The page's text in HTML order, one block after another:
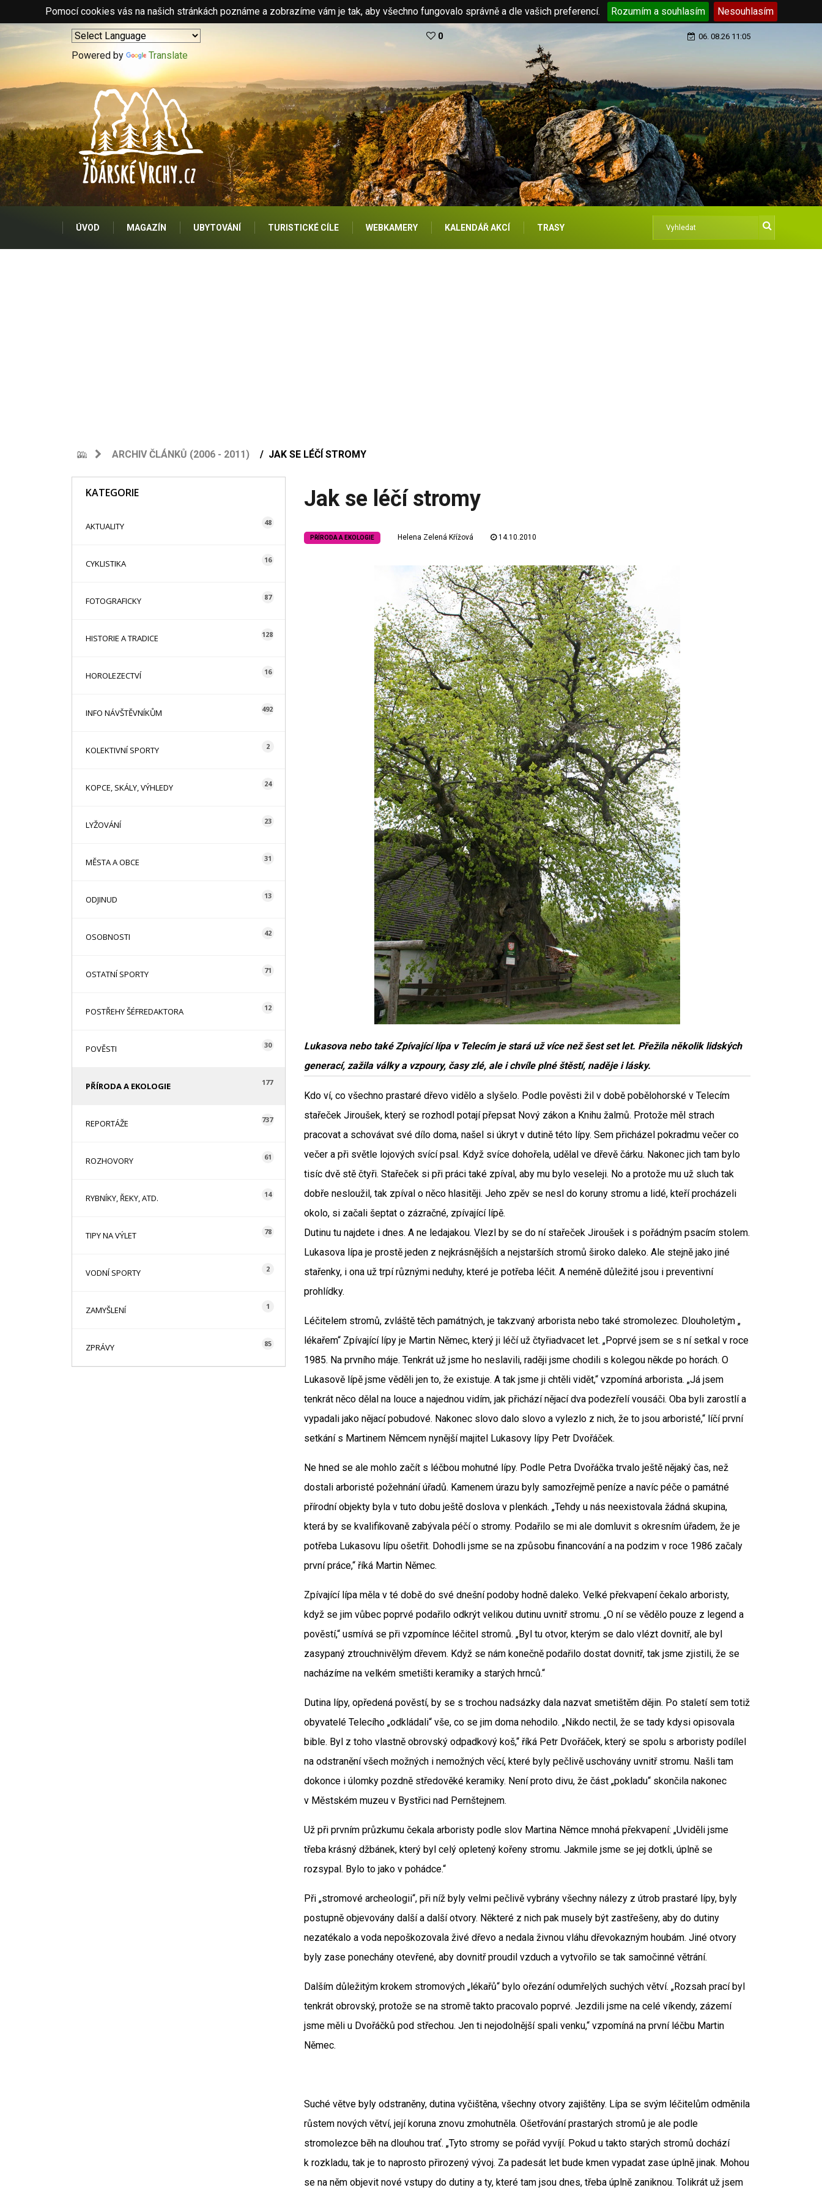
Pomocí cookies vás na našich stránkách poznáme a zobrazíme vám je tak, aby všechno fungovalo správně a dle vašich preferencí. Rozumím a souhlasím Nesouhlasím
Powered by Translate
0 06. 08.26 11:05
ÚVOD MAGAZÍN UBYTOVÁNÍ TURISTICKÉ CÍLE WEBKAMERY KALENDÁŘ AKCÍ TRASY
ARCHIV ČLÁNKŮ (2006 - 2011) JAK SE LÉČÍ STROMY
KATEGORIE
AKTUALITY 48
CYKLISTIKA 16
FOTOGRAFICKY 87
HISTORIE A TRADICE 128
HOROLEZECTVÍ 16
INFO NÁVŠTĚVNÍKŮM 492
KOLEKTIVNÍ SPORTY 2
KOPCE, SKÁLY, VÝHLEDY 24
LYŽOVÁNÍ 23
MĚSTA A OBCE 31
ODJINUD 13
OSOBNOSTI 42
OSTATNÍ SPORTY 71
POSTŘEHY ŠÉFREDAKTORA 12
POVĚSTI 30
PŘÍRODA A EKOLOGIE 177
REPORTÁŽE 737
ROZHOVORY 61
RYBNÍKY, ŘEKY, ATD. 14
TIPY NA VÝLET 78
VODNÍ SPORTY 2
ZAMYŠLENÍ 1
ZPRÁVY 85
Jak se léčí stromy
PŘÍRODA A EKOLOGIE Helena Zelená Křížová 14.10.2010
Lukasova nebo také Zpívající lípa v Telecím je stará už více než šest set let. Přežila několik lidských
generací, zažila války a vzpoury, časy zlé, ale i chvíle plné štěstí, naděje i lásky.
Kdo ví, co všechno prastaré dřevo vidělo a slyšelo. Podle pověsti žil v době pobělohorské v Telecím
stařeček Jiroušek, který se rozhodl potají přepsat Nový zákon a Knihu žalmů. Protože měl strach
pracovat a schovávat své dílo doma, našel si úkryt v dutině této lípy. Sem přicházel pokradmu večer co
večer a při světle lojových svící psal. Když svíce dohořela, udělal ve dřevě čárku. Nakonec jich tam bylo
tisíc dvě stě čtyři. Stařeček si při práci také zpíval, aby mu bylo veseleji. No a protože mu už sluch tak
dobře nesloužil, tak zpíval o něco hlasitěji. Jeho zpěv se nesl do koruny stromu a lidé, kteří procházeli
okolo, si začali šeptat o zázračné, zpívající lípě.
Dutinu tu najdete i dnes. A ne ledajakou. Vlezl by se do ní stařeček Jiroušek i s pořádným psacím stolem.
Lukasova lípa je prostě jeden z nejkrásnějších a nejstarších stromů široko daleko. Ale stejně jako jiné
stařenky, i ona už trpí různými neduhy, které je potřeba léčit. A neméně důležité jsou i preventivní
prohlídky.
Léčitelem stromů, zvláště těch památných, je takzvaný arborista nebo také stromolezec. Dlouholetým „
lékařem“ Zpívající lípy je Martin Němec, který ji léčí už čtyřiadvacet let. „Poprvé jsem se s ní setkal v roce
1985. Na prvního máje. Tenkrát už jsme ho neslavili, raději jsme chodili s kolegou někde po horách. O
Lukasově lípě jsme věděli jen to, že existuje. A tak jsme ji chtěli vidět,“ vzpomíná arborista. „Já jsem
tenkrát něco dělal na louce a najednou vidím, jak přichází nějací dva podezřelí vousáči. Oba byli zarostlí a
vypadali jako nějací pobudové. Nakonec slovo dalo slovo a vylezlo z nich, že to jsou arboristé,“ líčí první
setkání s Martinem Němcem nynější majitel Lukasovy lípy Petr Dvořáček.
Ne hned se ale mohlo začít s léčbou mohutné lípy. Podle Petra Dvořáčka trvalo ještě nějaký čas, než
dostali arboristé požehnání úřadů. Kamenem úrazu byly samozřejmě peníze a navíc péče o památné
přírodní objekty byla v tuto dobu ještě doslova v plenkách. „Tehdy u nás neexistovala žádná skupina,
která by se kvalifikovaně zabývala péčí o stromy. Podařilo se mi ale domluvit s okresním úřadem, že je
potřeba Lukasovu lípu ošetřit. Dohodli jsme se na způsobu financování a na podzim v roce 1986 začaly
první práce,“ říká Martin Němec.
Zpívající lípa měla v té době do své dnešní podoby hodně daleko. Velké překvapení čekalo arboristy,
když se jim vůbec poprvé podařilo odkrýt velikou dutinu uvnitř stromu. „O ní se vědělo pouze z legend a
pověstí,“ usmívá se při vzpomínce léčitel stromů. „Byl tu otvor, kterým se dalo vlézt dovnitř, ale byl
zasypaný ztrouchnivělým dřevem. Když se nám konečně podařilo dostat dovnitř, tak jsme zjistili, že se
nacházíme na velkém smetišti keramiky a starých hrnců.“
Dutina lípy, opředená pověstí, by se s trochou nadsázky dala nazvat smetištěm dějin. Po staletí sem totiž
obyvatelé Telecího „odkládali“ vše, co se jim doma nehodilo. „Nikdo nectil, že se tady kdysi opisovala
bible. Byl z toho vlastně obrovský odpadkový koš,“ říká Petr Dvořáček, který se spolu s arboristy podílel
na odstranění všech možných i nemožných věcí, které byly pečlivě uschovány uvnitř stromu. Našli tam
dokonce i úlomky pozdně středověké keramiky. Není proto divu, že část „pokladu“ skončila nakonec
v Městském muzeu v Bystřici nad Pernštejnem.
Už při prvním průzkumu čekala arboristy podle slov Martina Němce mnohá překvapení: „Uviděli jsme
třeba krásný džbánek, který byl celý opletený kořeny stromu. Jakmile jsme se jej dotkli, úplně se
rozsypal. Bylo to jako v pohádce.“
Při „stromové archeologii“, při níž byly velmi pečlivě vybrány všechny nálezy z útrob prastaré lípy, byly
postupně objevovány další a další otvory. Některé z nich pak musely být zastřešeny, aby do dutiny
nezatékalo a voda nepoškozovala živé dřevo a nedala živnou vláhu dřevokazným houbám. Jiné otvory
byly zase ponechány otevřené, aby dovnitř proudil vzduch a vytvořilo se tak samočinné větrání.
Dalším důležitým krokem stromových „lékařů“ bylo ořezání odumřelých suchých větví. „Rozsah prací byl
tenkrát obrovský, protože se na stromě takto pracovalo poprvé. Jezdili jsme na celé víkendy, zázemí
jsme měli u Dvořáčků pod střechou. Jen ti nejodolnější spali venku,“ vzpomíná na první léčbu Martin
Němec.
Suché větve byly odstraněny, dutina vyčištěna, všechny otvory zajištěny. Lípa se svým léčitelům odměnila
růstem nových větví, její koruna znovu zmohutněla. Ošetřování prastarých stromů je ale podle
stromolezce běh na dlouhou trať. „Tyto stromy se pořád vyvíjí. Pokud u takto starých stromů dochází
k rozkladu, tak je to naprosto přirozený vývoj. Za padesát let bude kmen vypadat zase úplně jinak. Mohou
se na něm objevit nové vstupy do dutiny a ty, které tam jsou dnes, třeba úplně zaniknou. Tolikrát už jsem